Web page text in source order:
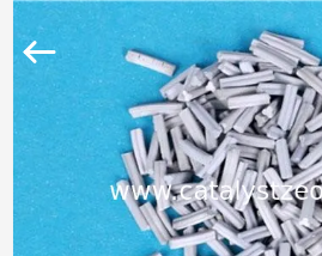
RUMAH
PRODUK
CATALYSTS
Rights